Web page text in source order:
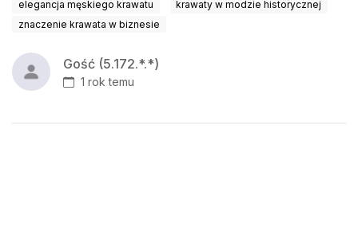
elegancja męskiego krawatu
krawaty w modzie historycznej
znaczenie krawata w biznesie
Gość (5.172.*.*)
1 rok temu